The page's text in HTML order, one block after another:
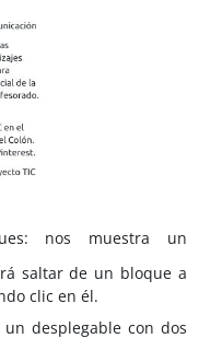
nos muestra un
saltar de un bloque a
clic en él.
desplegable con dos